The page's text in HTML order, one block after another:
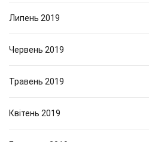
Липень 2019
Червень 2019
Травень 2019
Квітень 2019